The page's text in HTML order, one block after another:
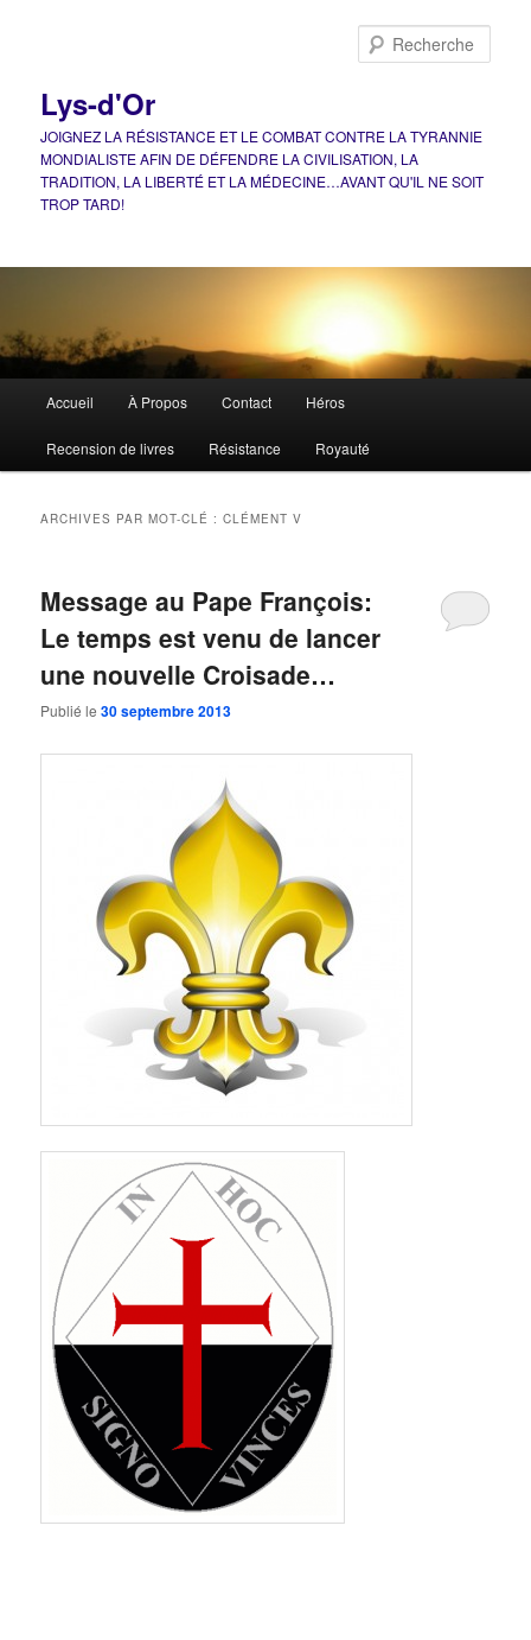
Lys-d'Or
JOIGNEZ LA RÉSISTANCE ET LE COMBAT CONTRE LA TYRANNIE
MONDIALISTE AFIN DE DÉFENDRE LA CIVILISATION, LA
TRADITION, LA LIBERTÉ ET LA MÉDECINE…AVANT QU'IL NE SOIT
TROP TARD!
principal
Accueil À Propos Contact Héros
Recension de livres Résistance Royauté
ARCHIVES PAR MOT-CLÉ :CLÉMENT V
Message au Pape François:
Le temps est venu de lancer
une nouvelle Croisade…
Publié le30 septembre 2013